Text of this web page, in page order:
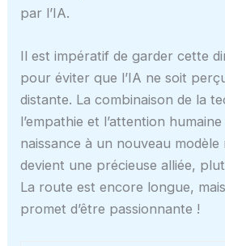
par l’IA.
Il est impératif de garder cette
pour éviter que l’IA ne soit
distante. La combinaison de la
l’empathie et l’attention
naissance à un nouveau modèle
devient une précieuse alliée,
La route est encore longue,
promet d’être passionnante !